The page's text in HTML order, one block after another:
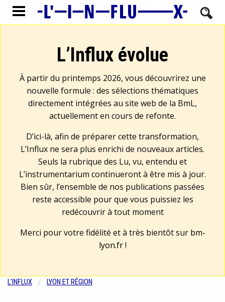
L’Influx évolue
À partir du printemps 2026, vous découvrirez une
nouvelle formule : des sélections thématiques
directement intégrées au site web de la BmL,
actuellement en cours de refonte.
D’ici-là, afin de préparer cette transformation,
L’Influx ne sera plus enrichi de nouveaux articles.
Seuls la rubrique des Lu, vu, entendu et
L’instrumentarium continueront à être mis à jour.
Bien sûr, l’ensemble de nos publications passées
reste accessible pour que vous puissiez les
redécouvrir à tout moment
Merci pour votre fidélité et à très bientôt sur bm-
lyon.fr!
L'INFLUX LYON ET RÉGION